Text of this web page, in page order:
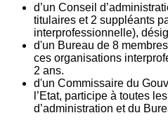
d’un Conseil
titulaires et 2 suppléants
interprofessionnelle),
d'un Bureau de 8
ces organisations
2 ans.
d'un Commissaire du
l’Etat, participe à toutes
d’administration et du